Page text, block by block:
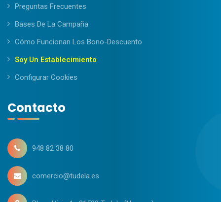
Preguntas Frecuentes
Bases De La Campaña
Cómo Funcionan Los Bono-Descuento
Soy Un Establecimiento
Configurar Cookies
Contacto
948 82 38 80
comercio@tudela.es